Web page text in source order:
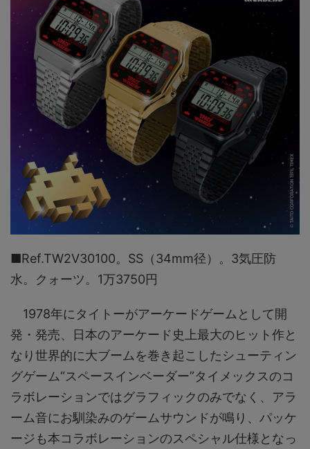
■Ref.TW2V30100。SS（34mm径）。3気圧防
水。クォーツ。1万3750円
1978年にタイトーがアーケードゲームとして開
発・発売、日本のアーケード史上最大のヒット作と
なり世界的に大ブームを巻き起こしたシューティン
グゲーム“スペースインベーダー”タイメックスのコ
ラボレーションではグラフィックのみでなく、アラ
ーム音にお馴染みのゲームサウンドが鳴り、パッケ
ージも本コラボレーションのスペシャル仕様となっ